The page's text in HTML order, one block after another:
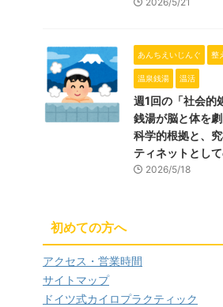
あんちえいじんぐ 整
温泉銭湯 温活
週1回の「社会的
銭湯が脳と体を
科学的根拠と、
ティネットとし
2026/5/18
初めての方へ
アクセス・営業時間
サイトマップ
ドイツ式カイロプラクティック